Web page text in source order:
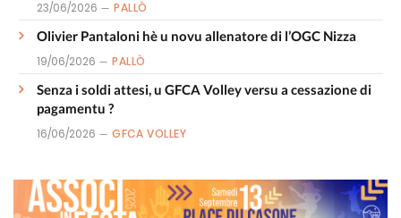
23/06/2026 PALLÒ
Olivier Pantaloni hè u novu allenatore di l’OGC Nizza
19/06/2026 PALLÒ
Senza i soldi attesi, u GFCA Volley versu a cessazione di
pagamentu ?
16/06/2026 GFCA VOLLEY